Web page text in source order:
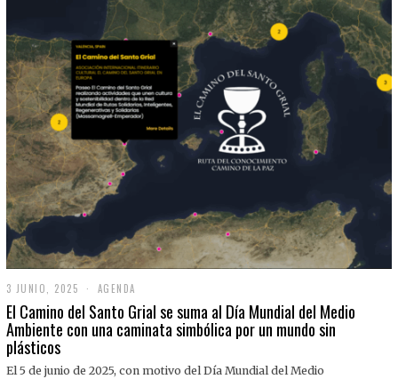
3 JUNIO, 2025
J
U
N
,
AGENDA
El Camino del Santo Grial se suma al Día Mundial del Medio
Ambiente con una caminata simbólica por un mundo sin
plásticos
El 5 de junio de 2025, con motivo del Día Mundial del Medio